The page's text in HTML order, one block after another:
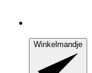
Winkelmandje